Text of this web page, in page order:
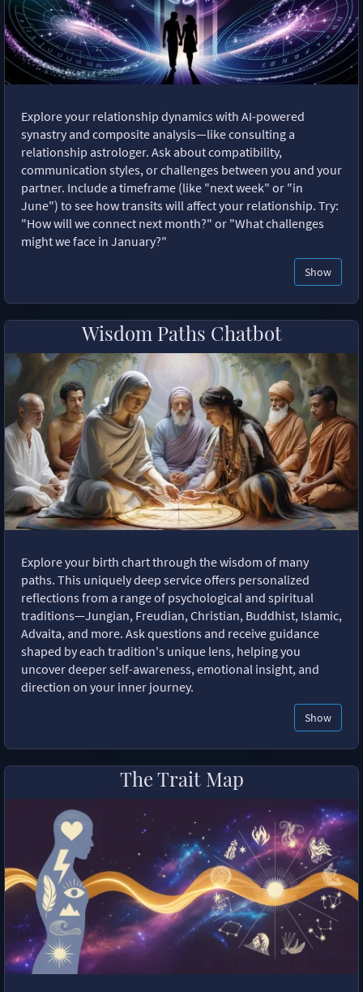
Explore your relationship dynamics with AI-powered
synastry and composite analysis—like consulting a
relationship astrologer. Ask about compatibility,
communication styles, or challenges between you and your
partner. Include a timeframe (like "next week" or "in
June") to see how transits will affect your relationship. Try:
"How will we connect next month?" or "What challenges
might we face in January?"
Show
Wisdom Paths Chatbot
Explore your birth chart through the wisdom of many
paths. This uniquely deep service offers personalized
reflections from a range of psychological and spiritual
traditions—Jungian, Freudian, Christian, Buddhist, Islamic,
Advaita, and more. Ask questions and receive guidance
shaped by each tradition's unique lens, helping you
uncover deeper self-awareness, emotional insight, and
direction on your inner journey.
Show
The Trait Map